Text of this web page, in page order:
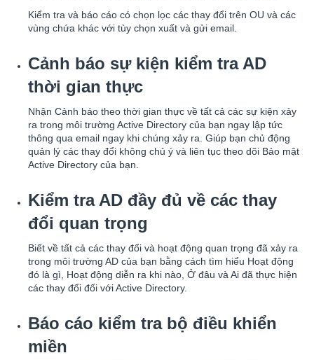
Kiểm tra và báo cáo có chọn lọc các thay đổi trên OU và các
vùng chứa khác với tùy chọn xuất và gửi email.
Cảnh báo sự kiện kiểm tra AD
thời gian thực
Nhận Cảnh báo theo thời gian thực về tất cả các sự kiện xảy
ra trong môi trường Active Directory của bạn ngay lập tức
thông qua email ngay khi chúng xảy ra. Giúp bạn chủ động
quản lý các thay đổi không chủ ý và liên tục theo dõi Bảo mật
Active Directory của bạn.
Kiểm tra AD đầy đủ về các thay
đổi quan trọng
Biết về tất cả các thay đổi và hoạt động quan trọng đã xảy ra
trong môi trường AD của bạn bằng cách tìm hiểu Hoạt động
đó là gì, Hoạt động diễn ra khi nào, Ở đâu và Ai đã thực hiện
các thay đổi đối với Active Directory.
Báo cáo kiểm tra bộ điều khiển
miền